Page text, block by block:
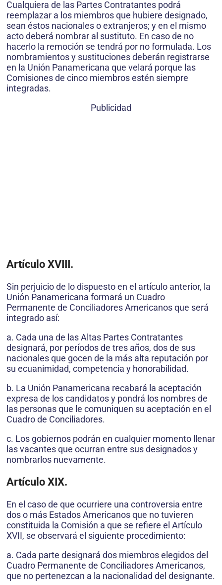
Cualquiera de las Partes Contratantes podrá
reemplazar a los miembros que hubiere designado,
sean éstos nacionales o extranjeros; y en el mismo
acto deberá nombrar al sustituto. En caso de no
hacerlo la remoción se tendrá por no formulada. Los
nombramientos y sustituciones deberán registrarse
en la Unión Panamericana que velará porque las
Comisiones de cinco miembros estén siempre
integradas.
Publicidad
Artículo XVIII.
Sin perjuicio de lo dispuesto en el artículo anterior, la
Unión Panamericana formará un Cuadro
Permanente de Conciliadores Americanos que será
integrado así:
a. Cada una de las Altas Partes Contratantes
designará, por períodos de tres años, dos de sus
nacionales que gocen de la más alta reputación por
su ecuanimidad, competencia y honorabilidad.
b. La Unión Panamericana recabará la aceptación
expresa de los candidatos y pondrá los nombres de
las personas que le comuniquen su aceptación en el
Cuadro de Conciliadores.
c. Los gobiernos podrán en cualquier momento llenar
las vacantes que ocurran entre sus designados y
nombrarlos nuevamente.
Artículo XIX.
En el caso de que ocurriere una controversia entre
dos o más Estados Americanos que no tuvieren
constituida la Comisión a que se refiere el Artículo
XVII, se observará el siguiente procedimiento:
a. Cada parte designará dos miembros elegidos del
Cuadro Permanente de Conciliadores Americanos,
que no pertenezcan a la nacionalidad del designante.